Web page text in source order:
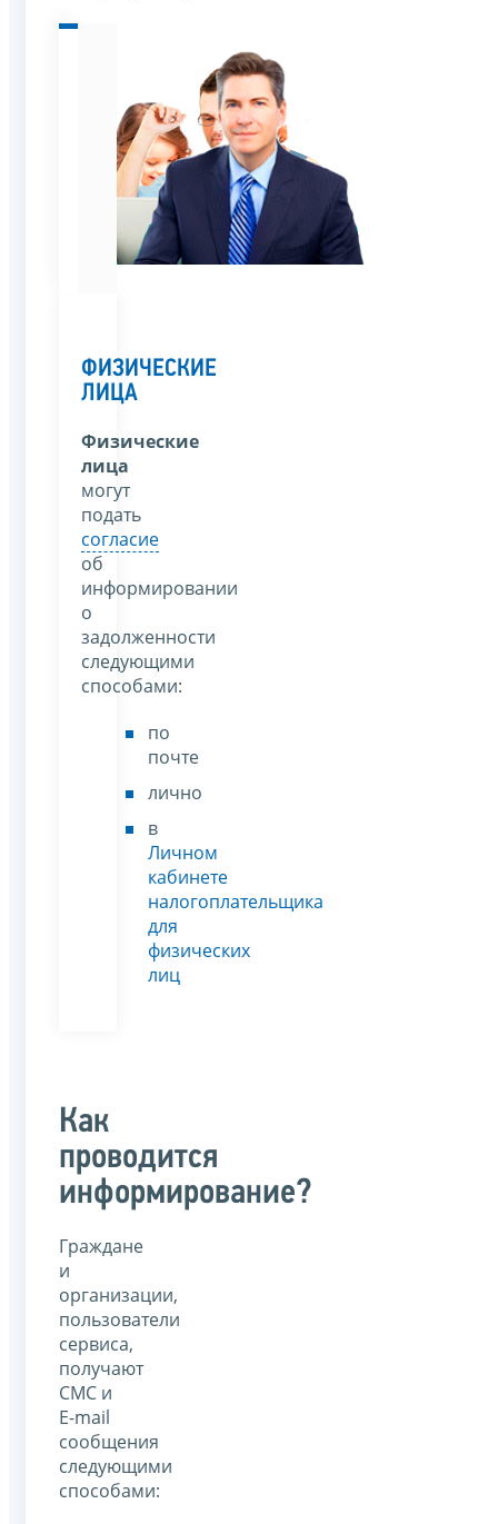
ФИЗИЧЕСКИЕ
ЛИЦА
Физические
лица
могут
подать
согласие
об
информировании
о
задолженности
следующими
способами:
по
почте
лично
в
Личном
кабинете
налогоплательщика
для
физических
лиц
Как
проводится
информирование?
Граждане
и
организации,
пользователи
сервиса,
получают
СМС и
E-mail
сообщения
следующими
способами: